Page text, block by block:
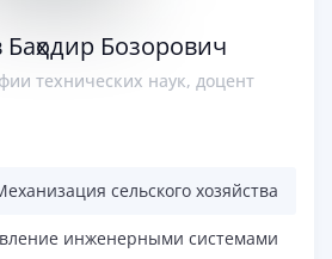
Бозорович
технических наук, доцент
сельского хозяйства
инженерными системами